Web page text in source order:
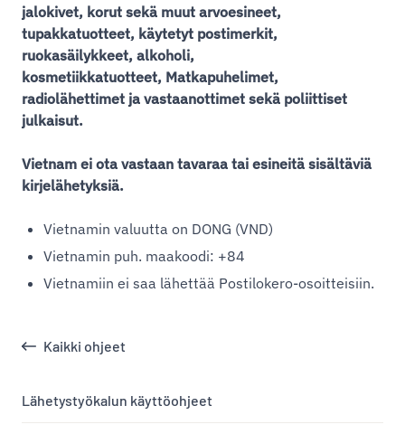
Kaikki ohjeet
Lähetystyökalun käyttöohjeet
jalokivet, korut sekä muut arvoesineet,
tupakkatuotteet, käytetyt postimerkit,
ruokasäilykkeet, alkoholi,
kosmetiikkatuotteet, Matkapuhelimet,
radiolähettimet ja vastaanottimet sekä poliittiset
julkaisut.
Vietnam ei ota vastaan tavaraa tai esineitä sisältäviä
kirjelähetyksiä.
Vietnamin valuutta on DONG (VND)
Vietnamin puh. maakoodi: +84
Vietnamiin ei saa lähettää Postilokero-osoitteisiin.